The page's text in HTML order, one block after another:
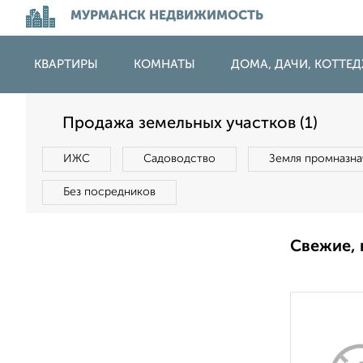
МУРМАНСК НЕДВИЖИМОСТЬ
КВАРТИРЫ КОМНАТЫ ДОМА, ДАЧИ,
Продажа земельных участков (1)
ИЖС Садоводство Земля
Без посредников
Свежие,